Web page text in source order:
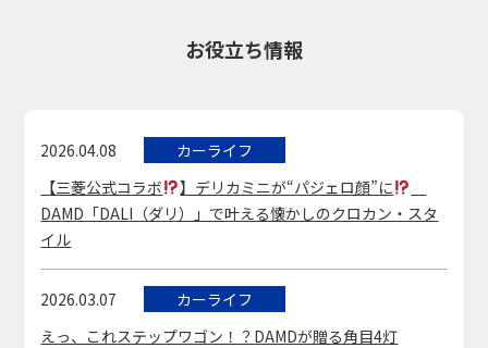
お役立ち情報
2026.04.08
カーライフ
【三菱公式コラボ
】デリカミニが“パジェロ顔”に
DAMD「DALI（ダリ）」で叶える懐かしのクロカン・スタ
イル
2026.03.07
カーライフ
えっ、これステップワゴン！？DAMDが贈る角目4灯